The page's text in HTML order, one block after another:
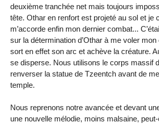
deuxième tranchée net mais toujours
tête. Othar en renfort est projeté au sol et je
m’accorde enfin mon dernier combat...
sur la détermination d’Othar à me voler mon
sort en effet son arc et achève la créature.
se disperse. Nous utilisons le corps massif
renverser la statue de Tzeentch avant de
temple.
Nous reprenons notre avancée et devant
une nouvelle mélodie, moins malsaine,